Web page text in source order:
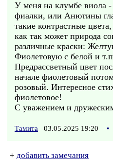
У меня на клумбе виола -
фиалки, или Анютины
такие контрастные
как так может природа
различные краски:
Фиолетовую с белой и
Предрассветный цвет
начале фиолетовый
розовый. Интересное
фиолетовое!
С уважением и
Тамита 03.05.2025 19:20 •
+ добавить замечания